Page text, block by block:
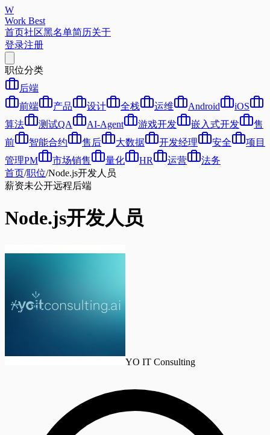
W
Work Best
首页社区黑名单简历关于
登录注册
职位分类
后端
前端
产品 设计 全栈 运维 Android
iOS
算法
测试QA AI-Agent 游戏开发 嵌入式开发
售
前
智能合约 售后 大数据 开发经理 安全
项目
管理PM
市场销售 量化 HR 运营
法务
首页/职位/Node.js开发人员
薪资未公开远程后端
Node.js开发人员
YO IT Consulting